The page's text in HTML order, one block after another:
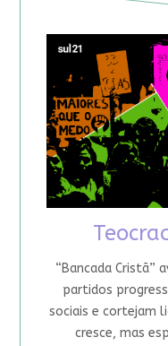
“Bancada Cristã”
partidos
sociais e cortejam
cresce, mas